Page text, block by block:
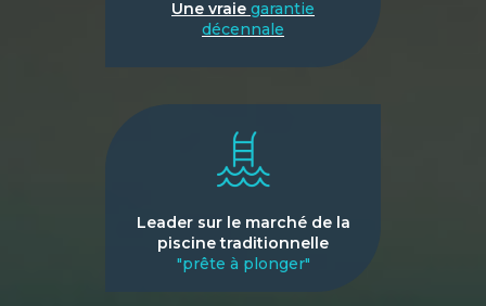
Une vraie garantie
décennale
Leader sur le marché de la
piscine traditionnelle
"prête à plonger"